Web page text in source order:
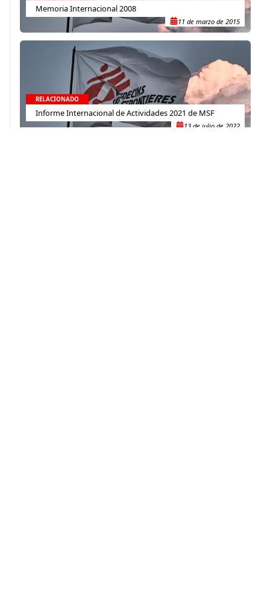
Memoria Internacional 2008
11 de marzo de 2015
RELACIONADO
Informe Internacional de Actividades 2021 de MSF
13 de julio de 2022